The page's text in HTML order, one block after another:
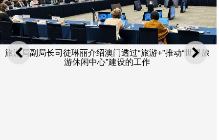
上一则 下一
旅游局副局长司徒琳丽介绍澳门透过“旅游+”推动“世界旅
游休闲中心”建设的工作